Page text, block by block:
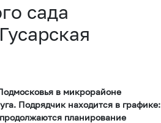
сада
в микрорайоне
Подрядчик находится в графике:
планирование